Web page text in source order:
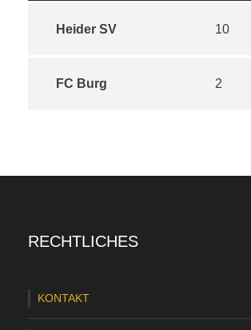
Heider SV 10
FC Burg 2
RECHTLICHES
KONTAKT